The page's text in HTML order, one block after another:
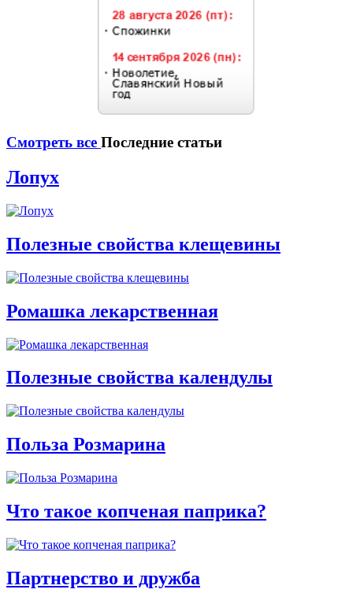
Смотреть все Последние статьи
Лопух
Полезные свойства клещевины
Ромашка лекарственная
Полезные свойства календулы
Польза Розмарина
Что такое копченая паприка?
Партнерство и дружба